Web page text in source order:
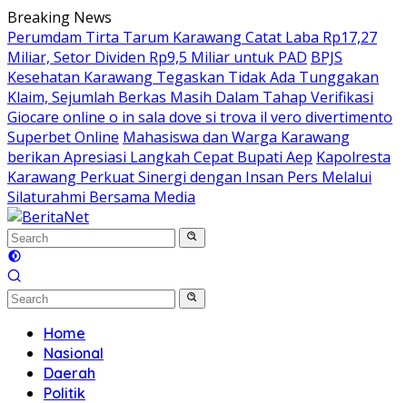
Skip
to
content
Breaking News
Perumdam Tirta Tarum Karawang Catat Laba Rp17,27
Miliar, Setor Dividen Rp9,5 Miliar untuk PAD BPJS
Kesehatan Karawang Tegaskan Tidak Ada Tunggakan
Klaim, Sejumlah Berkas Masih Dalam Tahap Verifikasi
Giocare online o in sala dove si trova il vero divertimento
Superbet Online Mahasiswa dan Warga Karawang
berikan Apresiasi Langkah Cepat Bupati Aep Kapolresta
Karawang Perkuat Sinergi dengan Insan Pers Melalui
Silaturahmi Bersama Media
Home
Nasional
Daerah
Politik